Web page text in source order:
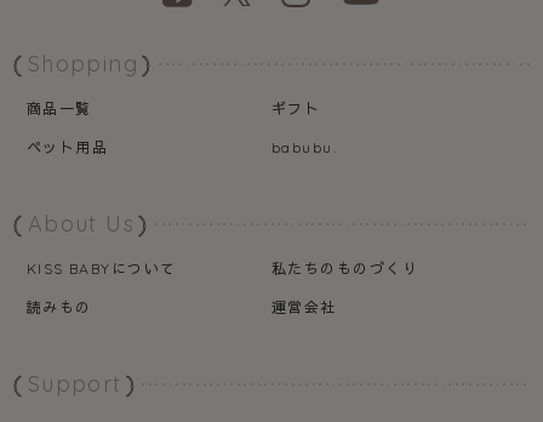
Shopping
商品一覧
ギフト
ペット用品
babubu.
About Us
KISS BABY について
私たちのものづくり
読みもの
運営会社
Support